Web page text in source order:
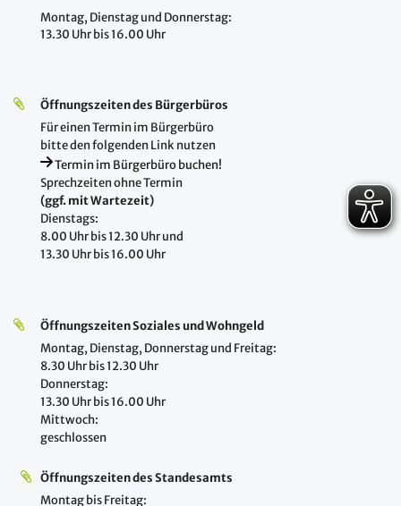
Montag, Dienstag und Donnerstag:
13.30 Uhr bis 16.00 Uhr
Öffnungszeiten des Bürgerbüros
Für einen Termin im Bürgerbüro
bitte den folgenden Link nutzen
Termin im Bürgerbüro buchen!
Sprechzeiten ohne Termin
(ggf. mit Wartezeit)
Dienstags:
8.00 Uhr bis 12.30 Uhr und
13.30 Uhr bis 16.00 Uhr
Öffnungszeiten Soziales und Wohngeld
Montag, Dienstag, Donnerstag und Freitag:
8.30 Uhr bis 12.30 Uhr
Donnerstag:
13.30 Uhr bis 16.00 Uhr
Mittwoch:
geschlossen
Öffnungszeiten des Standesamts
Montag bis Freitag: